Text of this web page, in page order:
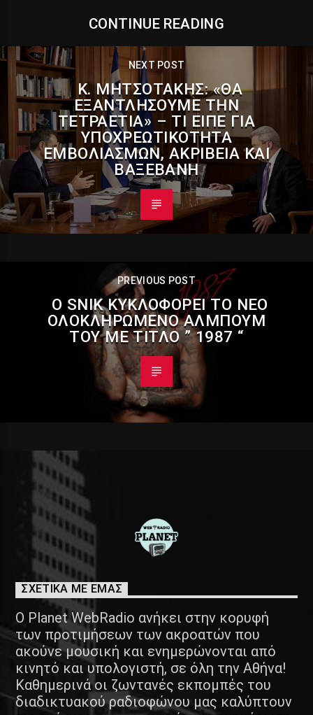
CONTINUE READING
NEXT POST
K. ΜΗΤΣΟΤΆΚΗΣ: «ΘΑ
ΕΞΑΝΤΛΉΣΟΥΜΕ ΤΗΝ
ΤΕΤΡΑΕΤΊΑ» – ΤΙ ΕΊΠΕ ΓΙΑ
ΥΠΟΧΡΕΩΤΙΚΌΤΗΤΑ
ΕΜΒΟΛΙΑΣΜΏΝ, ΑΚΡΊΒΕΙΑ ΚΑΙ
ΒΑΞΕΒΆΝΗ
PREVIOUS POST
Ο SNIK ΚΥΚΛΟΦΟΡΕΊ ΤΟ ΝΈΟ
ΟΛΟΚΛΗΡΩΜΈΝΟ ΆΛΜΠΟΥΜ
ΤΟΥ ΜΕ ΤΊΤΛΟ ” 1987 “
ΣΧΕΤΙΚΑ ΜΕ ΕΜΑΣ
Ο Planet WebRadio ανήκει στην κορυφή
των προτιμήσεων των ακροατών που
ακούνε μουσική και ενημερώνονται από
κινητό και υπολογιστή, σε όλη την Αθήνα!
Καθημερινά οι ζωντανές εκπομπές του
διαδικτυακού ραδιοφώνου μας καλύπτουν